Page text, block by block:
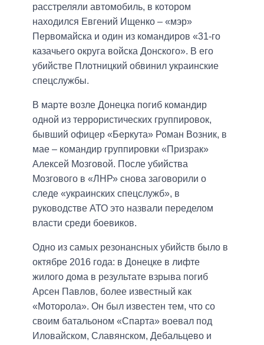
расстреляли автомобиль, в котором
находился Евгений Ищенко – «мэр»
Первомайска и один из командиров «31-го
казачьего округа войска Донского». В его
убийстве Плотницкий обвинил украинские
спецслужбы.
В марте возле Донецка погиб командир
одной из террористических группировок,
бывший офицер «Беркута» Роман Возник, в
мае – командир группировки «Призрак»
Алексей Мозговой. После убийства
Мозгового в «ЛНР» снова заговорили о
следе «украинских спецслужб», в
руководстве АТО это назвали переделом
власти среди боевиков.
Одно из самых резонансных убийств было в
октябре 2016 года: в Донецке в лифте
жилого дома в результате взрыва погиб
Арсен Павлов, более известный как
«Моторола». Он был известен тем, что со
своим батальоном «Спарта» воевал под
Иловайском, Славянском, Дебальцево и